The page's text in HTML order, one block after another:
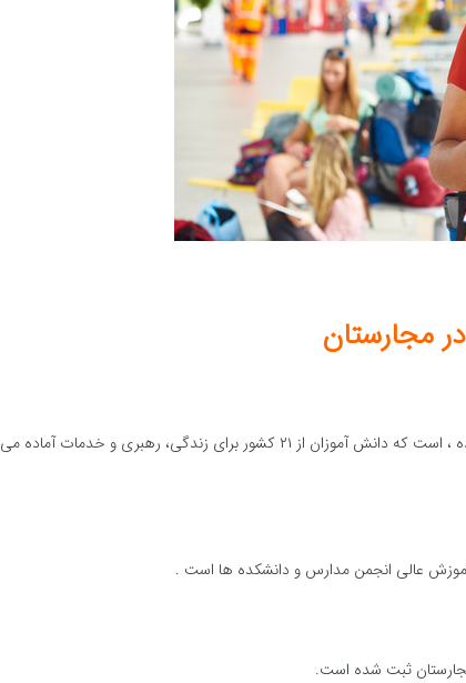
مجارستان
علوم و علوم انسانی واقع در وست مینستر، مریلند ، ایالت متحده ، است که دانش آموزان از ۲۱ کشور برای زندگی، رهبری و خدمات آماده می
عالی انجمن مدارس و دانشکده ها است .
ثبت شده است.